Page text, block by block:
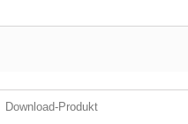
Download-Produkt